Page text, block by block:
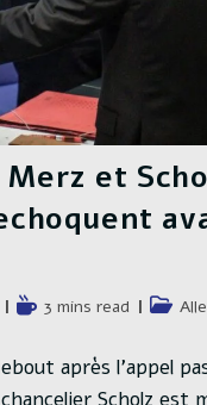
et
Temps
lecture :
3 mins read
Post
après l'appel